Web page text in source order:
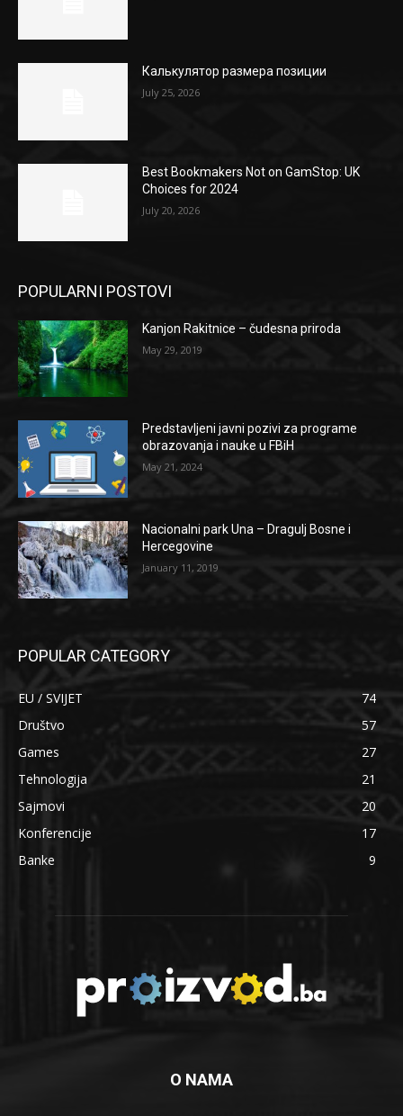
Калькулятор размера позиции
July 25, 2026
Best Bookmakers Not on GamStop: UK
Choices for 2024
July 20, 2026
POPULARNI POSTOVI
Kanjon Rakitnice – čudesna priroda
May 29, 2019
Predstavljeni javni pozivi za programe
obrazovanja i nauke u FBiH
May 21, 2024
Nacionalni park Una – Dragulj Bosne i
Hercegovine
January 11, 2019
POPULAR CATEGORY
EU / SVIJET
74
Društvo
57
Games
27
Tehnologija
21
Sajmovi
20
Konferencije
17
Banke
9
O NAMA